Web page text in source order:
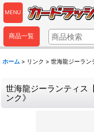
MENU
商品一覧
ホーム > リンク > 世海龍ジーラン
世海龍ジーランティス
ンク》